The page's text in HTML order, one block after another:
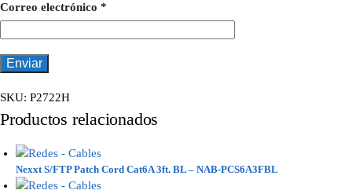
Correo electrónico *
SKU: P2722H
Productos relacionados
Nexxt S/FTP Patch Cord Cat6A 3ft. BL – NAB-PCS6A3FBL